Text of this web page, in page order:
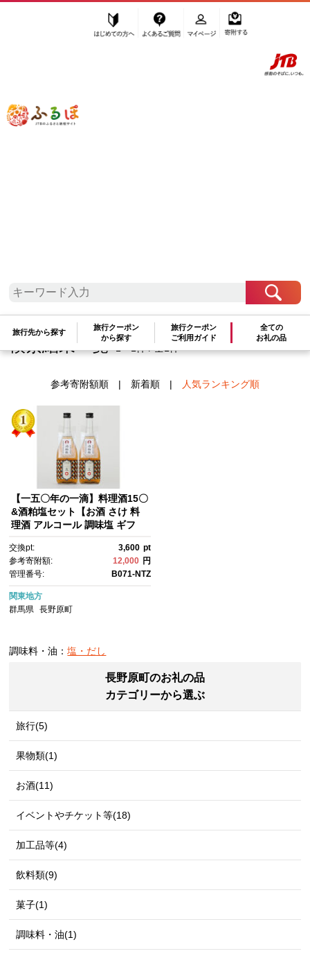
ふるぽ JTBのふるさと納税サイト
旅行先から探す
旅行クーポン
から探す
旅行クーポン
ご利用ガイド
全ての
お礼の品
塩・だし
検索結果一覧 1～1件 / 全1件
参考寄附額順| 新着順| 人気ランキング順
【一五〇年の一滴】料理酒15〇
&酒粕塩セット【お酒 さけ 料
理酒 アルコール 調味塩 ギフ
野原町 北軽井沢】
交換pt: 3,600 pt
参考寄附額:
12,000 円
管理番号:
B071-NTZ
関東地方
群馬県
長野原町
調味料・油：塩・だし
長野原町のお礼の品
カテゴリーから選ぶ
旅行(5)
果物類(1)
お酒(11)
イベントやチケット等(18)
加工品等(4)
飲料類(9)
菓子(1)
調味料・油(1)